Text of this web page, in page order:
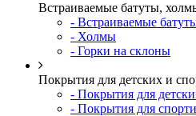
Встраиваемые батуты,
- Встраиваемые
- Холмы
- Горки на склоны
Покрытия для детских и
- Покрытия для
- Покрытия для